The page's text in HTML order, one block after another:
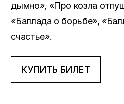
дымно», «Про козла
«Баллада о борьбе»,
счастье».
КУПИТЬ БИЛЕТ